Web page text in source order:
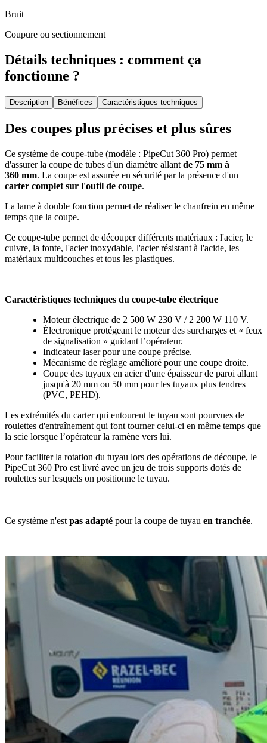
Bruit
Coupure ou sectionnement
Détails techniques : comment ça
fonctionne ?
Description Bénéfices Caractéristiques techniques
Des coupes plus précises et plus sûres
Ce système de coupe-tube (modèle : PipeCut 360 Pro) permet
d'assurer la coupe de tubes d'un diamètre allant de 75 mm à
360 mm. La coupe est assurée en sécurité par la présence d'un
carter complet sur l'outil de coupe.
La lame à double fonction permet de réaliser le chanfrein en même
temps que la coupe.
Ce coupe-tube permet de découper différents matériaux : l'acier, le
cuivre, la fonte, l'acier inoxydable, l'acier résistant à l'acide, les
matériaux multicouches et tous les plastiques.
Caractéristiques techniques du coupe-tube électrique
Moteur électrique de 2 500 W 230 V / 2 200 W 110 V.
Électronique protégeant le moteur des surcharges et « feux
de signalisation » guidant l’opérateur.
Indicateur laser pour une coupe précise.
Mécanisme de réglage amélioré pour une coupe droite.
Coupe des tuyaux en acier d'une épaisseur de paroi allant
jusqu'à 20 mm ou 50 mm pour les tuyaux plus tendres
(PVC, PEHD).
Les extrémités du carter qui entourent le tuyau sont pourvues de
roulettes d'entraînement qui font tourner celui-ci en même temps que
la scie lorsque l’opérateur la ramène vers lui.
Pour faciliter la rotation du tuyau lors des opérations de découpe, le
PipeCut 360 Pro est livré avec un jeu de trois supports dotés de
roulettes sur lesquels on positionne le tuyau.
Ce système n'est pas adapté pour la coupe de tuyau en tranchée.